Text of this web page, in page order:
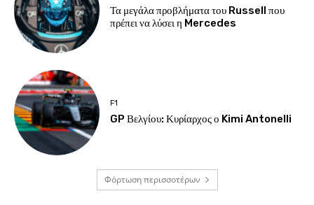
Τα μεγάλα προβλήματα του Russell που
πρέπει να λύσει η Mercedes
F1
GP Βελγίου: Κυρίαρχος ο Kimi Antonelli
Φόρτωση περισσοτέρων